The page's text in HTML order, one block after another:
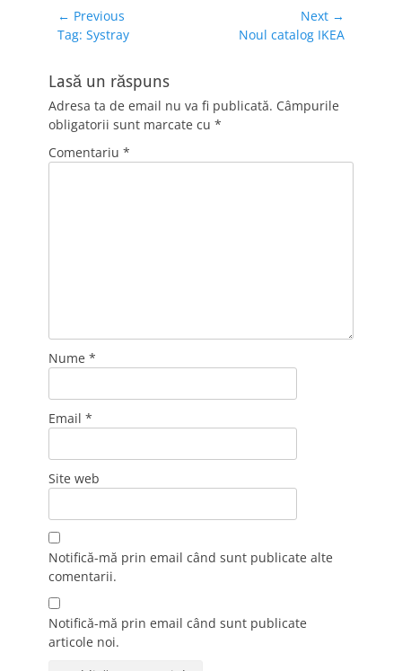
Hunedoreanul,
duminică, 9
decembrie,
municipal din Deva
nu a permis accesul
în Casa de Cultură
din Deva unui…
Navigare
în
← Previous
Previous
Tag: Systray
Next →
Noul catalog IKEA
Lasă un răspuns
Adresa ta de email nu va fi publicată. Câmpurile
obligatorii sunt marcate cu *
Comentariu *
Nume *
Email *
Site web
Notifică-mă prin email când sunt publicate alte
comentarii.
Notifică-mă prin email când sunt publicate
articole noi.